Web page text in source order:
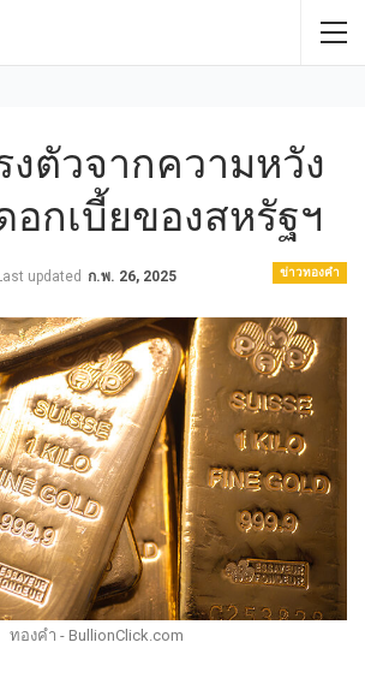
งตัวจากความหวัง
อกเบี้ยของสหรัฐฯ
ข่าวทองคำ
updated ก.พ. 26, 2025
ทองคำ - BullionClick.com